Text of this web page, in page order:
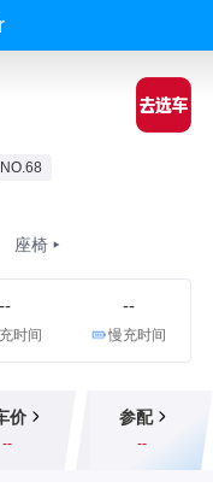
座椅
--
时间
--
慢充时间
价
--
参配
--